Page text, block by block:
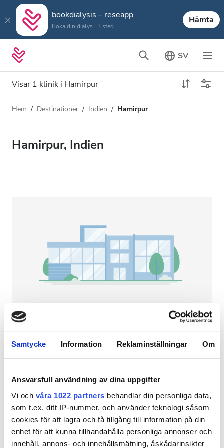
Samtycke Information Reklaminställningar Om
Ansvarsfull användning av dina uppgifter
Vi och våra 1022 partners behandlar din personliga data,
som t.ex. ditt IP-nummer, och använder teknologi såsom
cookies för att lagra och få tillgång till information på din
enhet för att kunna tillhandahålla personliga annonser och
innehåll, annons- och innehållsmätning, åskådarinsikter
bookdialysis – reseapp
Boka din dialys i 3 steg
Hämta
SV
Visar 1 klinik i Hamirpur
Dialystyp
Alla dialyser
Patienter med hepatit B
Patienter med hepatit C
Förfriskningar
Gratis WiFi
TV-skärmar
Gratis överföring
Avstånd
Hem Destinationer Indien Hamirpur
Hamirpur, Indien
NephroPlus at Dr. A. S. Thakur Memorial
Multispecialty Hospital
Hamirpur, Indien
0,51 km från stadskärnan
Förfriskningar Gratis WiFi TV-skärmar
Per behandlingen
HD-dialys 79 €
HDF-dialys 89 €
Reservera